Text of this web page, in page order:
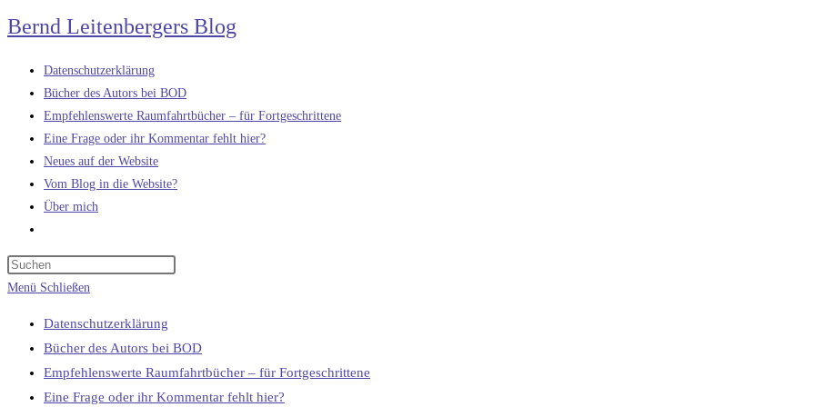
Zum
Inhalt
springen
Bernd Leitenbergers Blog
Datenschutzerklärung
Bücher des Autors bei BOD
Empfehlenswerte Raumfahrtbücher – für Fortgeschrittene
Eine Frage oder ihr Kommentar fehlt hier?
Neues auf der Website
Vom Blog in die Website?
Über mich
umschalten
Menü Schließen
Datenschutzerklärung
Bücher des Autors bei BOD
Empfehlenswerte Raumfahrtbücher – für Fortgeschrittene
Eine Frage oder ihr Kommentar fehlt hier?